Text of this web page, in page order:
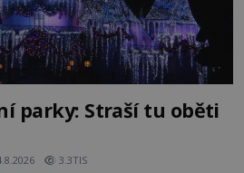
parky: Straší tu oběti
3.3TIS